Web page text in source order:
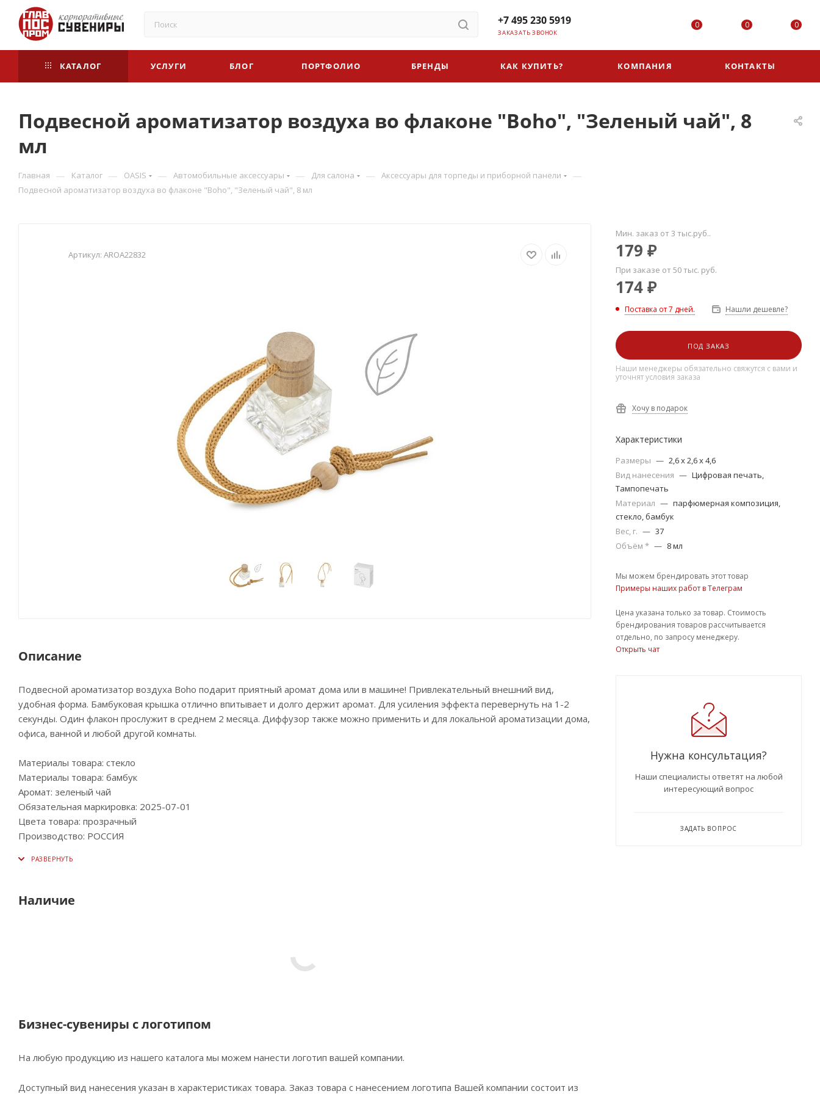
+7 495 230 5919
ЗАКАЗАТЬ ЗВОНОК
0 0 0
КАТАЛОГ УСЛУГИ БЛОГ ПОРТФОЛИО БРЕНДЫ КАК КУПИТЬ? КОМПАНИЯ КОНТАКТЫ
Подвесной ароматизатор воздуха во флаконе "Boho", "Зеленый чай", 8
мл
Главная — Каталог — OASIS — Автомобильные аксессуары — Для салона — Аксессуары для торпеды и приборной панели —
Подвесной ароматизатор воздуха во флаконе "Boho", "Зеленый чай", 8 мл
Артикул: AROA22832
Описание
Подвесной ароматизатор воздуха Boho подарит приятный аромат дома или в машине! Привлекательный внешний вид,
удобная форма. Бамбуковая крышка отлично впитывает и долго держит аромат. Для усиления эффекта перевернуть на 1-2
секунды. Один флакон прослужит в среднем 2 месяца. Диффузор также можно применить и для локальной ароматизации дома,
офиса, ванной и любой другой комнаты.
Материалы товара: стекло
Материалы товара: бамбук
Аромат: зеленый чай
Обязательная маркировка: 2025-07-01
Цвета товара: прозрачный
Производство: РОССИЯ
Наличие
Бизнес-сувениры с логотипом
На любую продукцию из нашего каталога мы можем нанести логотип вашей компании.
Доступный вид нанесения указан в характеристиках товара. Заказ товара с нанесением логотипа Вашей компании состоит из
Мин. заказ от 3 тыс.руб..
179 ₽
При заказе от 50 тыс. руб.
174₽
Поставка от 7 дней. Нашли дешевле?
ПОД ЗАКАЗ
Наши менеджеры обязательно свяжутся с вами и
уточнят условия заказа
Хочу в подарок
Характеристики
Размеры — 2,6 х 2,6 х 4,6
Вид нанесения — Цифровая печать,
Тампопечать
Материал — парфюмерная композиция,
стекло, бамбук
Вес, г. — 37
Объём * — 8 мл
Мы можем брендировать этот товар
Примеры наших работ в Телеграм
Цена указана только за товар. Стоимость
брендирования товаров рассчитывается
отдельно, по запросу менеджеру.
Открыть чат
Нужна консультация?
Наши специалисты ответят на любой
интересующий вопрос
ЗАДАТЬ ВОПРОС